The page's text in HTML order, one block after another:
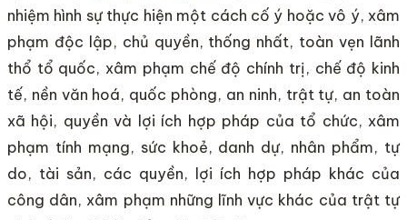
nhiệm hình sự thực hiện một cách cố ý hoặc vô ý, xâm
phạm độc lập, chủ quyền, thống nhất, toàn vẹn lãnh
thổ tổ quốc, xâm phạm chế độ chính trị, chế độ kinh
tế, nền văn hoá, quốc phòng, an ninh, trật tự, an toàn
xã hội, quyền và lợi ích hợp pháp của tổ chức, xâm
phạm tính mạng, sức khoẻ, danh dự, nhân phẩm, tự
do, tài sản, các quyền, lợi ích hợp pháp khác của
công dân, xâm phạm những lĩnh vực khác của trật tự